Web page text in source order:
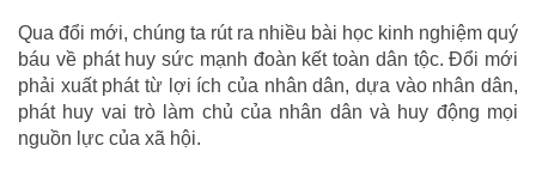
Qua đổi mới, chúng ta rút ra nhiều bài học kinh nghiệm quý
báu về phát huy sức mạnh đoàn kết toàn dân tộc. Đổi mới
phải xuất phát từ lợi ích của nhân dân, dựa vào nhân dân,
phát huy vai trò làm chủ của nhân dân và huy động mọi
nguồn lực của xã hội.